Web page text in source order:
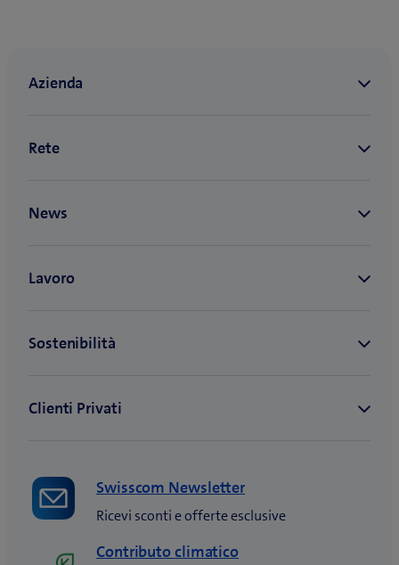
Swisscom Newsletter
Ricevi sconti e offerte esclusive
Contributo climatico